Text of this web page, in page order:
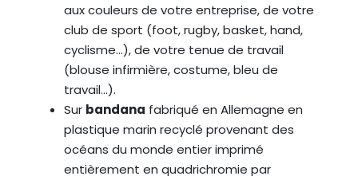
aux couleurs de votre entreprise, de votre
club de sport (foot, rugby, basket, hand,
cyclisme…), de votre tenue de travail
(blouse infirmière, costume, bleu de
travail…).
Sur bandana fabriqué en Allemagne en
plastique marin recyclé provenant des
océans du monde entier imprimé
entièrement en quadrichromie par